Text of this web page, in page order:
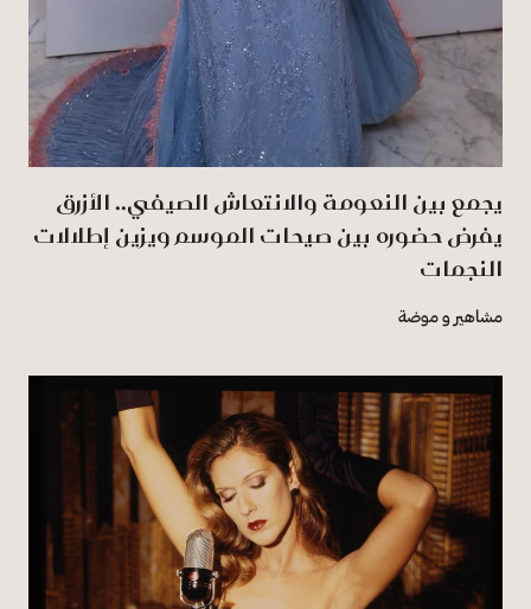
يجمع بين النعومة والانتعاش الصيفي.. الأزرق
يفرض حضوره بين صيحات الموسم ويزين إطلالات
النجمات
مشاهير و موضة